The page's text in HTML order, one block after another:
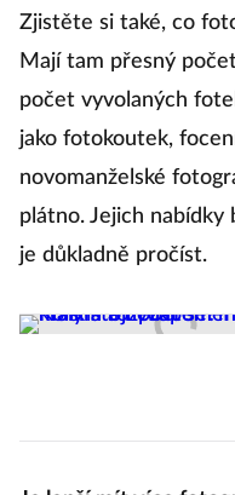
Zjistěte si také, co
Mají tam přesný
počet vyvolaných
jako fotokoutek,
novomanželské
plátno. Jejich
je důkladně pročíst.